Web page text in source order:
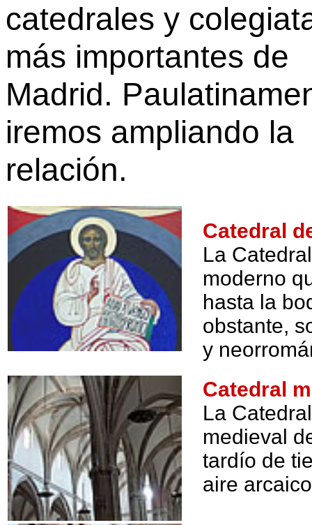
catedrales y
más importantes de
Madrid.
iremos ampliando la
relación.
Catedral
La
moderno
hasta la
obstante,
y
Catedral
La
medieval
tardío de
aire